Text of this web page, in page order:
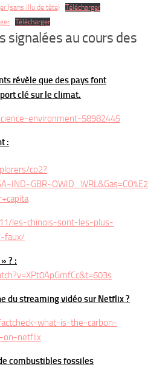
(sans illu de tête)
Télécharger
Télécharger
signalées au cours des
révèle que des pays font
clé sur le climat.
environment-58982445
:
co2?
les-chinois-sont-les-plus-
faux/
? :
du streaming vidéo sur Netflix ?
what-is-the-carbon-
on-netflix
combustibles fossiles